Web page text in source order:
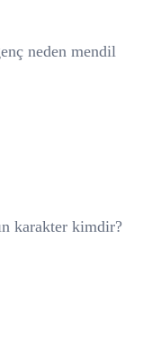
neden mendil
karakter kimdir?